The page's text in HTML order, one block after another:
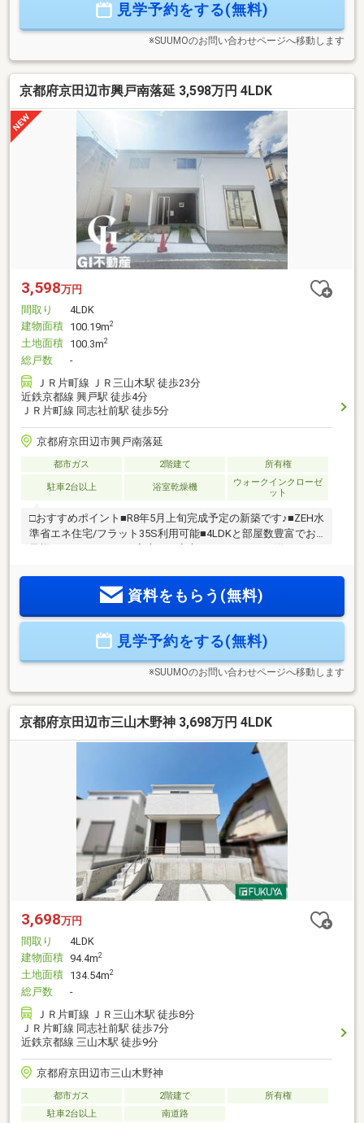
見学予約をする(無料)
※SUUMOのお問い合わせページへ移動します
京都府京田辺市興戸南落延 3,598万円 4LDK
3,598万円
間取り
4LDK
建物面積 100.19m2
土地面積 100.3m2
総戸数
-
ＪＲ片町線 ＪＲ三山木駅 徒歩23分
近鉄京都線 興戸駅 徒歩4分
ＪＲ片町線 同志社前駅 徒歩5分
京都府京田辺市興戸南落延
都市ガス 2階建て 所有権
駐車2台以上 浴室乾燥機
ウォークインクローゼ
ット
□おすすめポイント■R8年5月上旬完成予定の新築です♪■ZEH水
準省エネ住宅/フラット35S利用可能■4LDKと部屋数豊富でお
良好♪■2沿線利用可能でどちらの駅も徒歩10分圏内の便利な立
地♪■駐車スペースは2台分ございます♪□近隣環境■近鉄「興
は、GI不動産までご相談ください公式LINEやお電話でご連絡い
資料をもらう(無料)
見学予約をする(無料)
※SUUMOのお問い合わせページへ移動します
京都府京田辺市三山木野神 3,698万円 4LDK
3,698万円
間取り
4LDK
建物面積 94.4m2
土地面積 134.54m2
総戸数
-
ＪＲ片町線 ＪＲ三山木駅 徒歩8分
ＪＲ片町線 同志社前駅 徒歩7分
近鉄京都線 三山木駅 徒歩9分
京都府京田辺市三山木野神
都市ガス 2階建て
所有権
駐車2台以上
南道路